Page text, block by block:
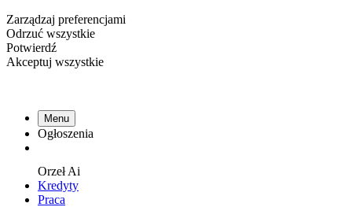
Zarządzaj preferencjami
Odrzuć wszystkie
Potwierdź
Akceptuj wszystkie
Menu
Ogłoszenia
OrzełAi
Kredyty
Praca